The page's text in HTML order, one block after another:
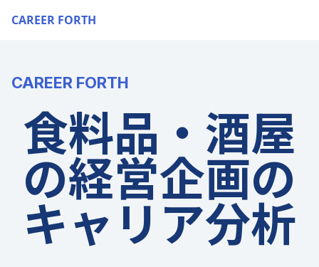
CAREER FORTH
CAREER FORTH
食料品・酒屋
の経営企画の
キャリア分析